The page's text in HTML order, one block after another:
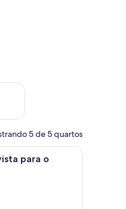
fim de semana,
5 de 5 quartos
escrivaninha, Wi-Fi de
hotel com uma cama grande,
para o